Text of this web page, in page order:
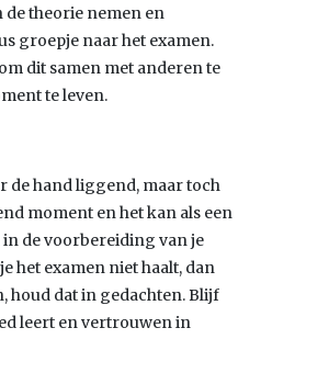
de theorie nemen en
groepje naar het examen.
dit samen met anderen te
te leven.
de hand liggend, maar toch
moment en het kan als een
de voorbereiding van je
het examen niet haalt, dan
houd dat in gedachten. Blijf
leert en vertrouwen in